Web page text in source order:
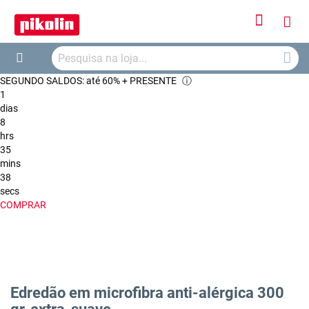
Iniciar
Meu
Search
SEGUNDO SALDOS: até 60% + PRESENTE ⓘ
1
dias
8
hrs
35
mins
37
secs
COMPRAR
Edredão em microfibra anti-alérgica 300